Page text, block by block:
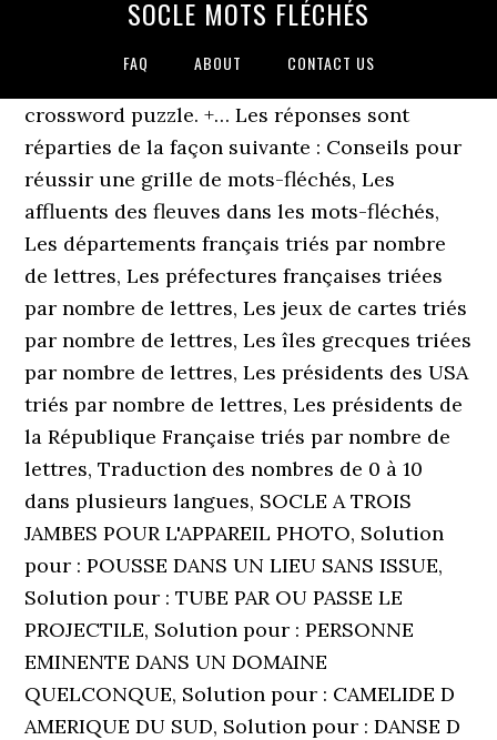
SOCLE MOTS FLÉCHÉS
FAQ ABOUT CONTACT US
crossword puzzle. +… Les réponses sont
réparties de la façon suivante : Conseils pour
réussir une grille de mots-fléchés, Les
affluents des fleuves dans les mots-fléchés,
Les départements français triés par nombre
de lettres, Les préfectures françaises triées
par nombre de lettres, Les jeux de cartes triés
par nombre de lettres, Les îles grecques triées
par nombre de lettres, Les présidents des USA
triés par nombre de lettres, Les présidents de
la République Française triés par nombre de
lettres, Traduction des nombres de 0 à 10
dans plusieurs langues, SOCLE A TROIS
JAMBES POUR L'APPAREIL PHOTO, Solution
pour : POUSSE DANS UN LIEU SANS ISSUE,
Solution pour : TUBE PAR OU PASSE LE
PROJECTILE, Solution pour : PERSONNE
EMINENTE DANS UN DOMAINE
QUELCONQUE, Solution pour : CAMELIDE D
AMERIQUE DU SUD, Solution pour : DANSE D